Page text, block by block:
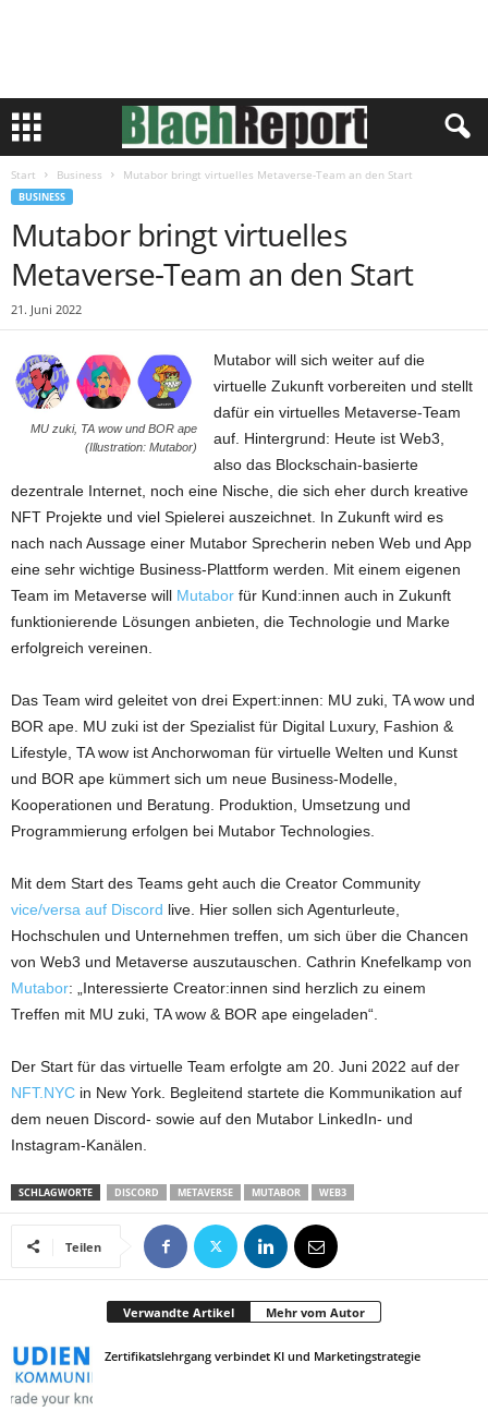
Start Business Mutabor bringt virtuelles Metaverse-Team an den Start
BUSINESS
Mutabor bringt virtuelles
Metaverse-Team an den Start
21. Juni 2022
MU zuki, TA wow und BOR ape
(Illustration: Mutabor)
Mutabor will sich weiter auf die
virtuelle Zukunft vorbereiten und stellt
dafür ein virtuelles Metaverse-Team
auf. Hintergrund: Heute ist Web3,
also das Blockschain-basierte
dezentrale Internet, noch eine Nische, die sich eher durch kreative
NFT Projekte und viel Spielerei auszeichnet. In Zukunft wird es
nach nach Aussage einer Mutabor Sprecherin neben Web und App
eine sehr wichtige Business-Plattform werden. Mit einem eigenen
Team im Metaverse will Mutabor für Kund:innen auch in Zukunft
funktionierende Lösungen anbieten, die Technologie und Marke
erfolgreich vereinen.
Das Team wird geleitet von drei Expert:innen: MU zuki, TA wow und
BOR ape. MU zuki ist der Spezialist für Digital Luxury, Fashion &
Lifestyle, TA wow ist Anchorwoman für virtuelle Welten und Kunst
und BOR ape kümmert sich um neue Business-Modelle,
Kooperationen und Beratung. Produktion, Umsetzung und
Programmierung erfolgen bei Mutabor Technologies.
Mit dem Start des Teams geht auch die Creator Community
vice/versa auf Discord live. Hier sollen sich Agenturleute,
Hochschulen und Unternehmen treffen, um sich über die Chancen
von Web3 und Metaverse auszutauschen. Cathrin Knefelkamp von
Mutabor: „Interessierte Creator:innen sind herzlich zu einem
Treffen mit MU zuki, TA wow & BOR ape eingeladen“.
Der Start für das virtuelle Team erfolgte am 20. Juni 2022 auf der
NFT.NYC in New York. Begleitend startete die Kommunikation auf
dem neuen Discord- sowie auf den Mutabor LinkedIn- und
Instagram-Kanälen.
SCHLAGWORTE DISCORD METAVERSE MUTABOR WEB3
Teilen
Verwandte Artikel Mehr vom Autor
Zertifikatslehrgang verbindet KI und Marketingstrategie